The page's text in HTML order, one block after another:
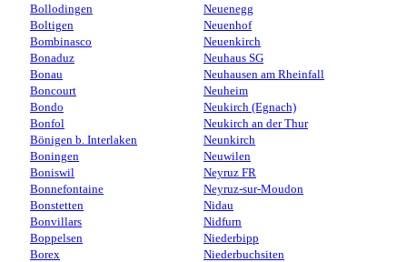
Bollodingen
Boltigen
Bombinasco
Bonaduz
Bonau
Boncourt
Bondo
Bonfol
Bönigen b. Interlaken
Boningen
Boniswil
Bonnefontaine
Bonstetten
Bonvillars
Boppelsen
Borex
Neuenegg
Neuenhof
Neuenkirch
Neuhaus SG
Neuhausen am Rheinfall
Neuheim
Neukirch (Egnach)
Neukirch an der Thur
Neunkirch
Neuwilen
Neyruz FR
Neyruz-sur-Moudon
Nidau
Nidfurn
Niederbipp
Niederbuchsiten